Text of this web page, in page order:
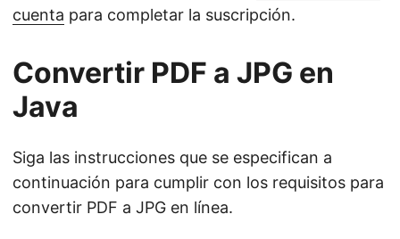
cuenta para completar la suscripción.
Convertir PDF a JPG en
Java
Siga las instrucciones que se especifican a
continuación para cumplir con los requisitos para
convertir PDF a JPG en línea.